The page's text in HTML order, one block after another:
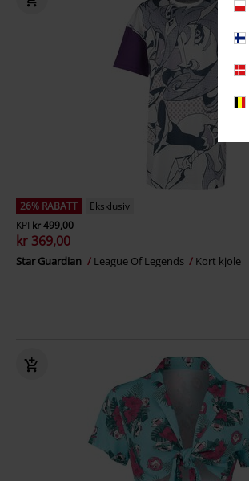
26% RABATT
Eksklusiv
KPI kr 499,00
kr 369,00
Star Guardian League Of Legends Kort kjole